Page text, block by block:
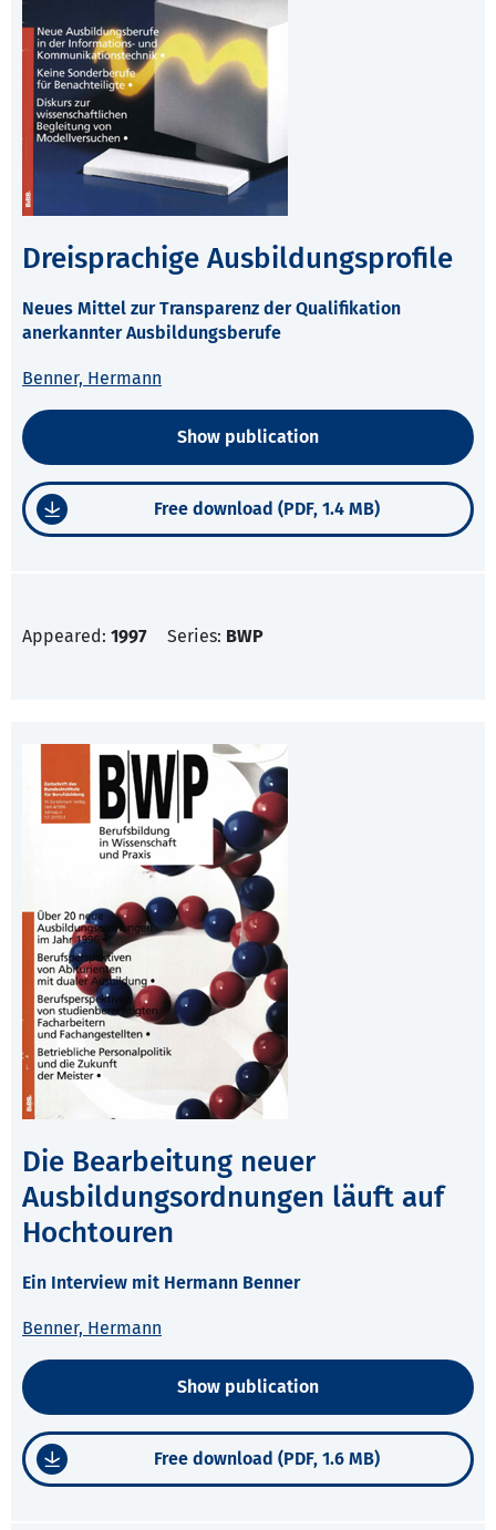
Dreisprachige Ausbildungsprofile
Neues Mittel zur Transparenz der Qualifikation
anerkannter Ausbildungsberufe
Benner, Hermann
Show publication
Free download (PDF, 1.4 MB)
Appeared: 1997 Series: BWP
Die Bearbeitung neuer
Ausbildungsordnungen läuft auf
Hochtouren
Ein Interview mit Hermann Benner
Benner, Hermann
Show publication
Free download (PDF, 1.6 MB)